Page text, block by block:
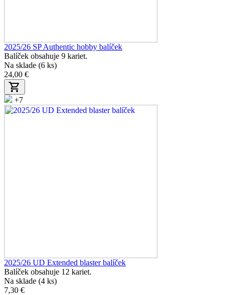
2025/26 SP Authentic hobby balíček
Balíček obsahuje 9 kariet.
Na sklade (6 ks)
24,00 €
+7
2025/26 UD Extended blaster balíček
Balíček obsahuje 12 kariet.
Na sklade (4 ks)
7,30 €